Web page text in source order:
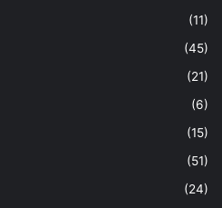
(11)
(45)
(21)
(6)
(15)
(51)
(24)